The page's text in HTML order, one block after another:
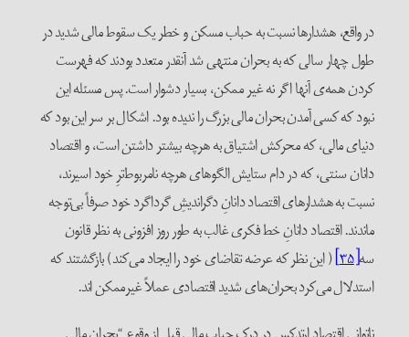
در واقع، هشدارها نسبت به حباب مسکن و خطر یک سقوط مالی شدید در
طول چهار سالی که به بحران منتهی شد آنقدر متعدد بودند که فهرست
کردن همه‌ی آنها اگر نه غیر ممکن، بسیار دشوار است. پس مسئله این
نبود که کسی آمدن بحران مالی بزرگ را ندیده بود. اشکال بر سر این بود که
دنیای مالی، که محرکش اشتیاق به هرچه بیشتر داشتن است، و اقتصاد
دانان سنتی، که در دام ستایش الگوهای هرچه نامربوط‌ترِ خود اسیرند،
نسبت به هشدارهای اقتصاد دانانِ دگراندیشِ گرداگرد خود صرفاً بی‌توجه
ماندند. اقتصاد دانانِ خط فکری غالب به طور روز افزونی به نظر قانون
سه[۳۵]
( این نظر که عرضه تقاضای خود را ایجاد می‌کند) بازگشتند که
استدلال می‌کرد بحران‌های شدید اقتصادی عملاً غیر‌ممکن اند.